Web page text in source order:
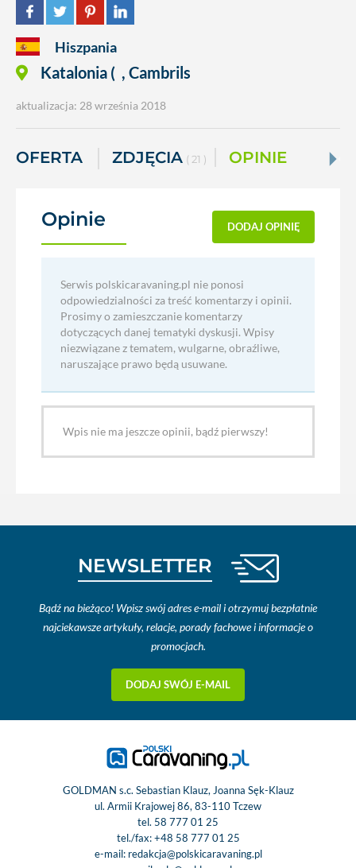
Hiszpania
Katalonia ( , Cambrils
aktualizacja: 28 września 2018
OFERTA ZDJĘCIA ( 21 ) OPINIE
Opinie DODAJ OPINIĘ
Serwis polskicaravaning.pl nie ponosi
odpowiedzialności za treść komentarzy i opinii.
Prosimy o zamieszczanie komentarzy
dotyczących danej tematyki dyskusji. Wpisy
niezwiązane z tematem, wulgarne, obraźliwe,
naruszające prawo będą usuwane.
Wpis nie ma jeszcze opinii, bądź pierwszy!
NEWSLETTER
Bądź na bieżąco! Wpisz swój adres e-mail i otrzymuj bezpłatnie
najciekawsze artykuły, relacje, porady fachowe i informacje o
promocjach.
DODAJ SWÓJ E-MAIL
GOLDMAN s.c. Sebastian Klauz, Joanna Sęk-Klauz
ul. Armii Krajowej 86, 83-110 Tczew
tel. 58 777 01 25
tel./fax:+48 58 777 01 25
e-mail: redakcja@polskicaravaning.pl